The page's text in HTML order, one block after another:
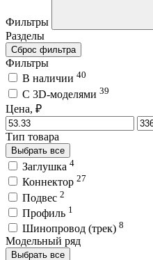
Фильтры
Разделы
Сброс фильтра
Фильтры
В наличии 40
C 3D-моделями 39
Цена, ₽
Тип товара
Выбрать все
Заглушка 4
Коннектор 27
Подвес 2
Профиль 1
Шинопровод (трек) 8
Модельный ряд
Выбрать все